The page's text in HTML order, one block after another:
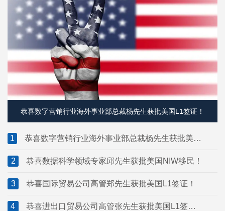
恭喜数字营销行业海外事业部总裁杨先生获批美国L1签证！
1
恭喜数字营销行业海外事业部总裁杨先生获批美国
2
恭喜数据科学领域专家邱先生获批美国NIW移民！
3 恭喜国际贸易公司高管郑先生获批美国L1签证！
4
恭喜进出口贸易公司高管张先生获批美国L1签